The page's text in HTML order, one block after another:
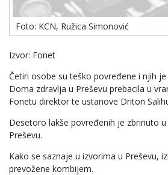
Foto: KCN, Ružica Simonović
Izvor: Fonet
Četiri osobe su teško povređene i njih
Doma zdravlja u Preševu prebacila u
Fonetu direktor te ustanove Driton
Desetoro lakše povređenih je zbrinuto
Preševu.
Kako se saznaje u izvorima u Preševu,
prevožene kombijem.